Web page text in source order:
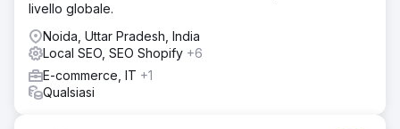
livello globale.
Noida, Uttar Pradesh, India
Local SEO, SEO Shopify +6
E-commerce, IT +1
Qualsiasi